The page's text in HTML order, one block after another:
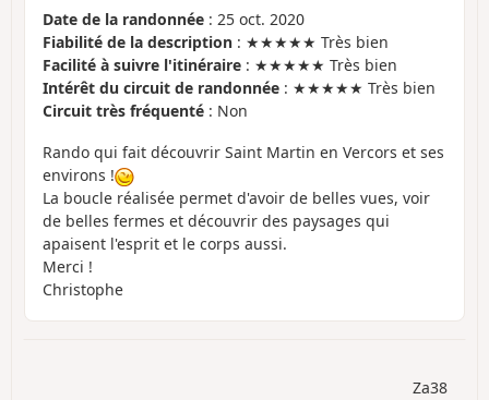
Date de la randonnée : 25 oct. 2020
Fiabilité de la description : ★★★★★ Très bien
Facilité à suivre l'itinéraire : ★★★★★ Très bien
Intérêt du circuit de randonnée : ★★★★★ Très bien
Circuit très fréquenté : Non
Rando qui fait découvrir Saint Martin en Vercors et ses
environs !
La boucle réalisée permet d'avoir de belles vues, voir
de belles fermes et découvrir des paysages qui
apaisent l'esprit et le corps aussi.
Merci !
Christophe
Za38